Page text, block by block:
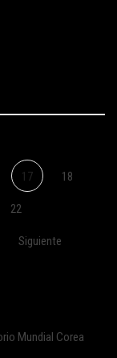
17 18
22
Siguiente
Mundial Corea